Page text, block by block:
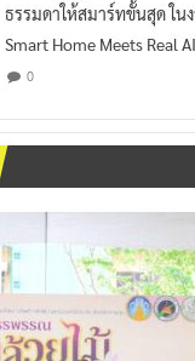
ธรรมดาให้สมาร์ทขั้นสุด ใน
Smart Home Meets Real
0